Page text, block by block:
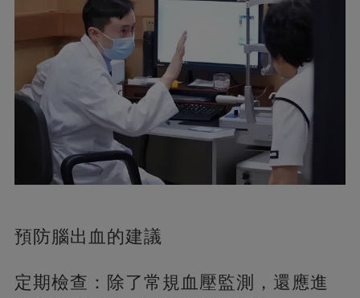
預防腦出血的建議
定期檢查：除了常規血壓監測，還應進